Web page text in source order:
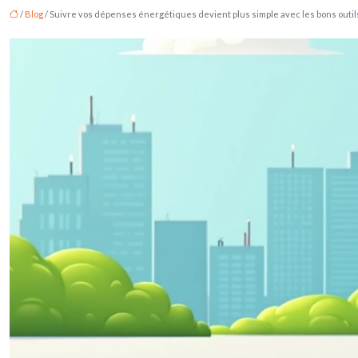
/ Blog/ Suivre vos dépenses énergétiques devient plus simple avec les bons